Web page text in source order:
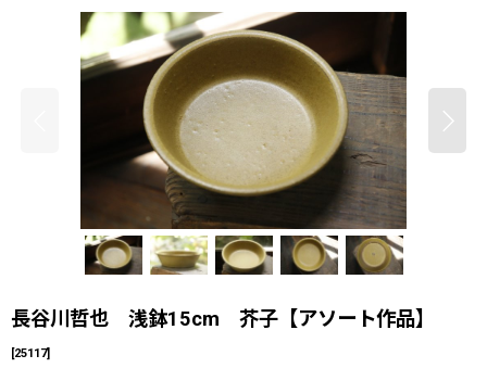
長谷川哲也 浅鉢15cm 芥子【アソート作品】
[25117]